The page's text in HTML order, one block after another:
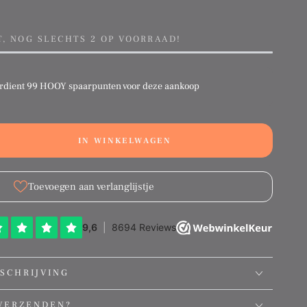
NOG SLECHTS 2 OP VOORRAAD!
99 HOOY spaarpuntenvoor deze aankoop
IN WINKELWAGEN
Toevoegen aan verlanglijstje